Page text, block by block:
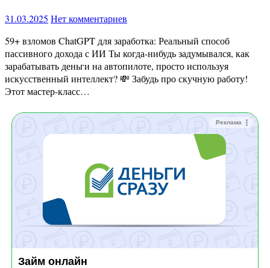
31.03.2025 Нет комментариев
59+ взломов ChatGPT для заработка: Реальный способ
пассивного дохода с ИИ Ты когда-нибудь задумывался, как
зарабатывать деньги на автопилоте, просто используя
искусственный интеллект? 💸 Забудь про скучную работу!
Этот мастер-класс…
Реклама
Займ онлайн